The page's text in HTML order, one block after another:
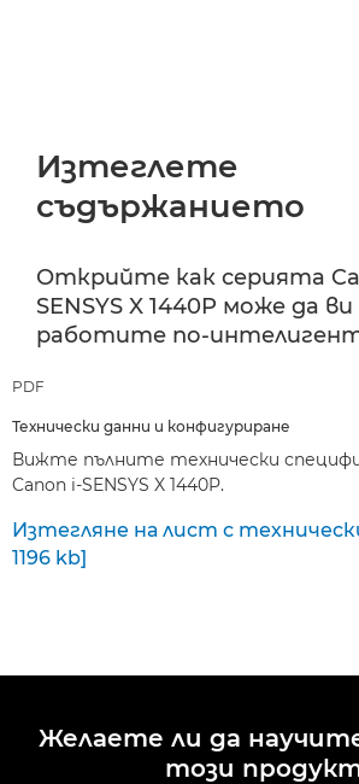
Изтеглете
съдържанието
Открийте как серията
SENSYS X 1440P може да
работите по-
PDF
Технически данни и конфигуриране
Вижте пълните технически
Canon i-SENSYS X 1440P.
Изтегляне на лист с
1196 kb]
Желаете ли да
този